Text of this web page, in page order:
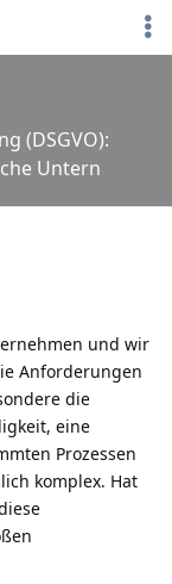
(DSGVO):
Untern
und wir
Anforderungen
die
eine
Prozessen
komplex. Hat